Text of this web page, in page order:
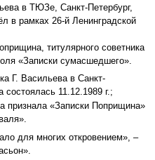
в ТЮЗе, Санкт-Петербург,
в рамках 26-й Ленинградской
титулярного советника
«Записки сумасшедшего».
Г. Васильева в Санкт-
11.12.1989 г.;
признала «Записки Поприщина»
для многих откровением», –